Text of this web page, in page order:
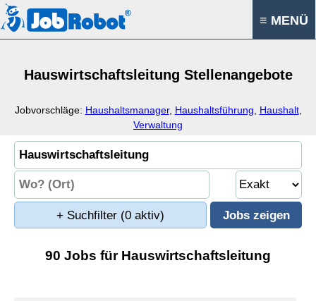
≡ MENÜ
Hauswirtschaftsleitung Stellenangebote
Jobvorschläge: Haushaltsmanager, Haushaltsführung Haushalt,
Verwaltung
+ Suchfilter (0 aktiv)
90 Jobs für Hauswirtschaftsleitung